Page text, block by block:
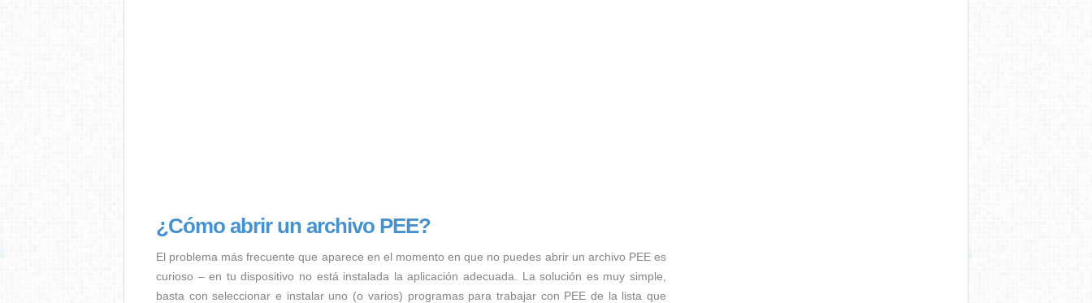
¿Cómo abrir un archivo PEE?
El problema más frecuente que aparece en el momento en que no puedes abrir un archivo PEE es
curioso – en tu dispositivo no está instalada la aplicación adecuada. La solución es muy simple,
basta con seleccionar e instalar uno (o varios) programas para trabajar con PEE de la lista que